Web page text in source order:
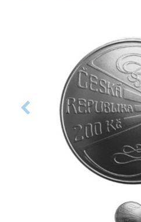
Balení: Kapsle
Nominální hodnota: 200 Kč
Emitent: Česká národní banka